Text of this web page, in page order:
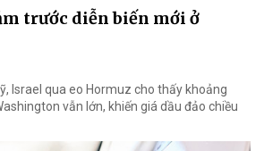
trước diễn biến mới ở
Israel qua eo Hormuz cho thấy khoảng
vẫn lớn, khiến giá dầu đảo chiều